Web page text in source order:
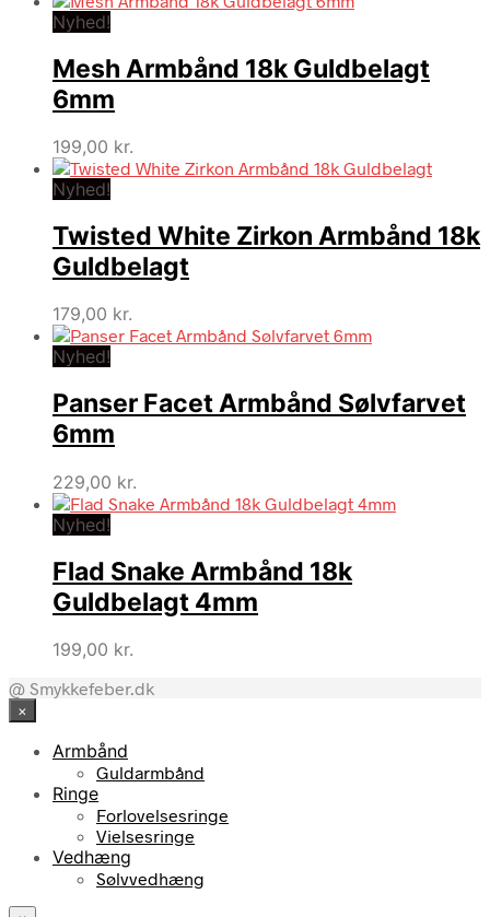
Nyhed!
Mesh Armbånd 18k Guldbelagt
6mm
199,00 kr.
Nyhed!
Twisted White Zirkon Armbånd 18k
Guldbelagt
179,00 kr.
Nyhed!
Panser Facet Armbånd Sølvfarvet
6mm
229,00 kr.
Nyhed!
Flad Snake Armbånd 18k
Guldbelagt 4mm
199,00 kr.
@ Smykkefeber.dk
×
Armbånd
Guldarmbånd
Ringe
Forlovelsesringe
Vielsesringe
Vedhæng
Sølvvedhæng